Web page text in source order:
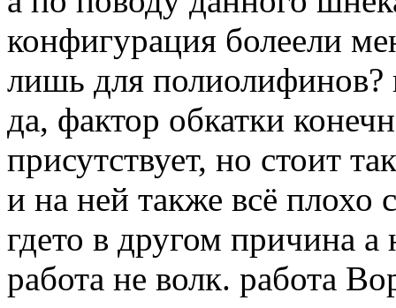
конфигурация болеели
лишь для
да, фактор обкатки
присутствует, но стоит
и на ней также всё плохо
гдето в другом причина а
работа не волк. работа